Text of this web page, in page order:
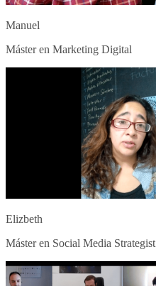
Manuel
Máster en Marketing Digital
Elizbeth
Máster en Social Media Strategist